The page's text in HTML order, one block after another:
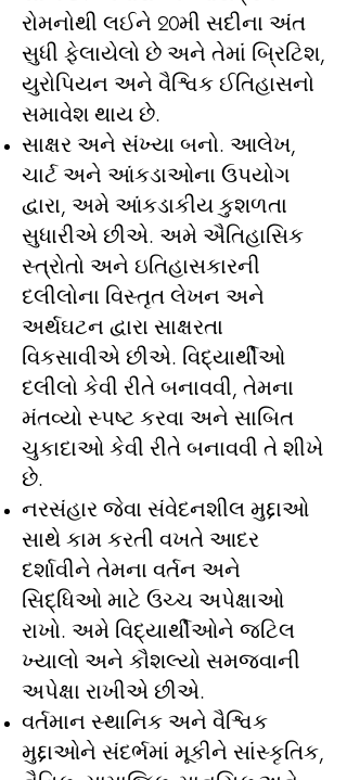
રોમનોથી લઈને 20મી સદીના અંત
સુધી ફેલાયેલો છે અને તેમાં બ્રિટિશ,
યુરોપિયન અને વૈશ્વિક ઈતિહાસનો
સમાવેશ થાય છે.
સાક્ષર અને સંખ્યા બનો. આલેખ,
ચાર્ટ અને આંકડાઓના ઉપયોગ
દ્વારા, અમે આંકડાકીય કુશળતા
સુધારીએ છીએ. અમે ઐતિહાસિક
સ્ત્રોતો અને ઇતિહાસકારની
દલીલોના વિસ્તૃત લેખન અને
અર્થઘટન દ્વારા સાક્ષરતા
વિકસાવીએ છીએ. વિદ્યાર્થીઓ
દલીલો કેવી રીતે બનાવવી, તેમના
મંતવ્યો સ્પષ્ટ કરવા અને સાબિત
ચુકાદાઓ કેવી રીતે બનાવવી તે શીખે
છે.
નરસંહાર જેવા સંવેદનશીલ મુદ્દાઓ
સાથે કામ કરતી વખતે આદર
દર્શાવીને તેમના વર્તન અને
સિદ્ધિઓ માટે ઉચ્ચ અપેક્ષાઓ
રાખો. અમે વિદ્યાર્થીઓને જટિલ
ખ્યાલો અને કૌશલ્યો સમજવાની
અપેક્ષા રાખીએ છીએ.
વર્તમાન સ્થાનિક અને વૈશ્વિક
મુદ્દાઓને સંદર્ભમાં મૂકીને સાંસ્કૃતિક,